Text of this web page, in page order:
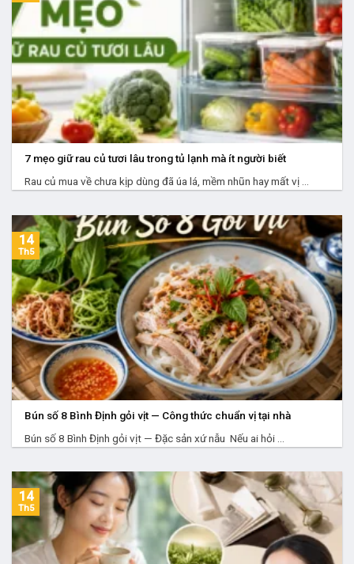
7 mẹo giữ rau củ tươi lâu trong tủ lạnh mà ít người biết
Rau củ mua về chưa kịp dùng đã úa lá, mềm nhũn hay mất vị ...
Bún số 8 Bình Định gỏi vịt — Công thức chuẩn vị tại nhà
Bún số 8 Bình Định gỏi vịt — Đặc sản xứ nẫu Nếu ai hỏi ...
14
Th5
14
Th5